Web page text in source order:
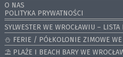
O NAS
POLITYKA PRYWATNOŚCI
SYLWESTER WE WROCŁAWIU –
⛄️ FERIE / PÓŁKOLONIE ZIMOWE
⛱️ PLAŻE I BEACH BARY WE